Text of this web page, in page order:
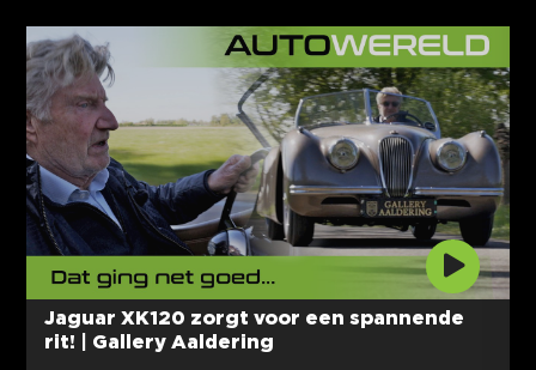
Jaguar XK120 zorgt voor een spannende
rit! | Gallery Aaldering